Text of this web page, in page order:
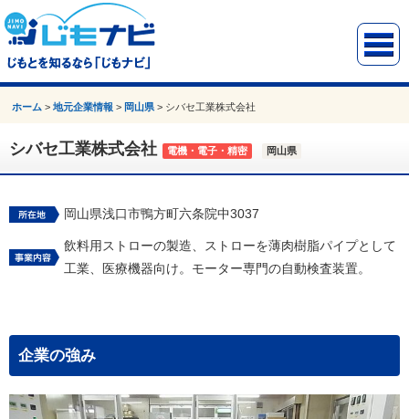
ホーム >地元企業情報 > 岡山県 > シバセ工業株式会社
シバセ工業株式会社 電機・電子・精密 岡山県
岡山県浅口市鴨方町六条院中3037
飲料用ストローの製造、ストローを薄肉樹脂パイプとして
工業、医療機器向け。モーター専門の自動検査装置。
企業の強み